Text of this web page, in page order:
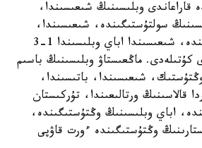
قاراعاندى وبلىسىنىڭ شىعىسىندا،
سولتۇستىگىندە، شىعىسىندا،
باتىسىندا، سولتۇستىگىندە، شىعىسىندا اباي وبلىسىندا 1-3
ماڭعىستاۋ وبلىسىنىڭ باسىم
شىعىسىندا، باتىسىندا،
قالاسىنىڭ ورتالىعىندا، تۇركىستان
اباي وبلىسىنىڭ وڭتۇستىگىندە،
وڭتۇستىگىندە ءورت قاۋپى